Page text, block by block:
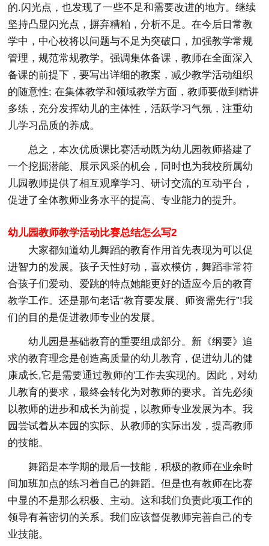
的.闪光点，也发现了一些不足和需要改进的地方。继续
坚持凸显闪光点，摒弃糟粕，分析不足。在今后日常教
学中，中心校将以问题与不足为突破口，加强教学常规
管理，规范常规教学。强调集体备课，教师在全面深入
备课的前提下，要写出详细的教案，减少教学活动组织
的随意性; 在集体教学和领域教学方面，教师要做到精讲
多练，充分发挥幼儿的主体性，活跃学习气氛，注重幼
儿学习品质的养成。
总之，本次优质课比赛活动既为幼儿园教师搭建了
一个挖掘潜能、展示风采的机会，同时也为我校所属幼
儿园教师提供了相互观摩学习、研讨交流的互动平台，
促进了全体教师业务水平的提高、专业能力的提升。
幼儿园教师教学活动比赛总结怎么写2
大家都知道幼儿舞蹈的教育作用首先表现为可以促
进智力的发展。孩子天性好动，喜欢模仿，舞蹈非常符
合孩子们爱动、爱跳的特点她能更好的适应今后的教育
教学工作。还是那句老话“教育要发展、师资需先行”!我
们的目的是促进教师专业的发展。
幼儿园是基础教育的重要组成部分。新《纲要》追
求的教育理念是创造高质量的幼儿教育，促进幼儿的健
康成长,它是需要通过教师的'工作去实现的。因此，对幼
儿教育的要求，最终会转化为对教师的要求。首先必须
以教师的进步和成长为前提，以教师专业发展为本。我
园尝试着从本园的实际、从教师的实际出发，提高教师
的技能。
舞蹈是本学期的最后一技能，积极的教师在业余时
间加班加点的练习着自己的舞蹈。但是也有教师在比赛
中显的不是那么积极、主动。这和我们负责此项工作的
领导有着密切的关系。我们应该督促教师完善自己的专
业技能。